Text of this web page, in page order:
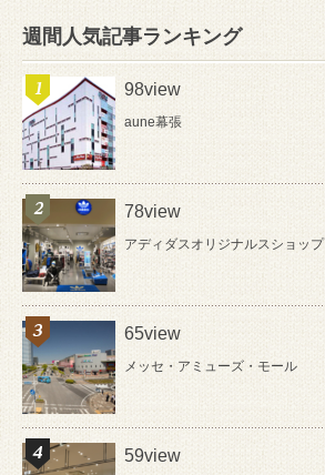
週間人気記事ランキング
98view
aune幕張
78view
アディダスオリジナルスショップ
65view
メッセ・アミューズ・モール
59view